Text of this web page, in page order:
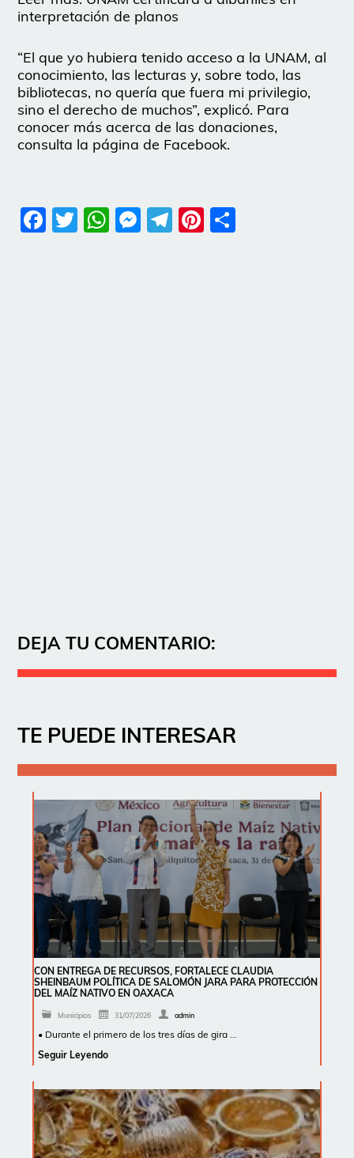
interpretación de planos
“El que yo hubiera tenido acceso a la UNAM, al
conocimiento, las lecturas y, sobre todo, las
bibliotecas, no quería que fuera mi privilegio,
sino el derecho de muchos”, explicó. Para
conocer más acerca de las donaciones,
consulta la página de Facebook.
Facebook
Twitter
WhatsApp
Messenger
Telegram
Pinterest
DEJA TU COMENTARIO:
TE PUEDE INTERESAR
CON ENTREGA DE RECURSOS, FORTALECE CLAUDIA
SHEINBAUM POLÍTICA DE SALOMÓN JARA PARA PROTECCIÓN
DEL MAÍZ NATIVO EN OAXACA
Municipios 31/07/2026 admin
• Durante el primero de los tres días de gira …
Seguir Leyendo